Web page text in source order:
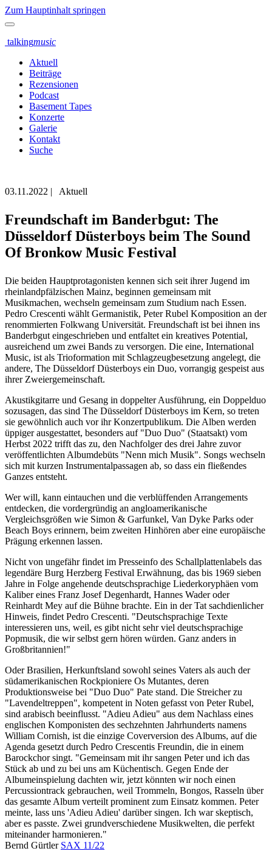
Zum Hauptinhalt springen
talkingmusic
Aktuell
Beiträge
Rezensionen
Podcast
Basement Tapes
Konzerte
Galerie
Kontakt
Suche
03.11.2022 | Aktuell
Freundschaft im Banderbgut: The
Düsseldorf Düsterboys beim The Sound
Of Bronkow Music Festival
Die beiden Hauptprotagonisten kennen sich seit ihrer Jugend im
rheinlandpfälzischen Mainz, beginnen gemeinsam mit
Musikmachen, wechseln gemeinsam zum Studium nach Essen.
Pedro Crescenti wählt Germanistik, Peter Rubel Komposition an der
renommierten Folkwang Universität. Freundschaft ist bei ihnen ins
Banderbgut eingeschrieben und entfaltet ein kreatives Potential,
ausreichend um zwei Bands zu versorgen. Die eine, International
Music, ist als Trioformation mit Schlagzeugbesetzung angelegt, die
andere, The Düsseldorf Düsterboys ein Duo, vorrangig gespeist aus
ihrer Zweiergemeinschaft.
Akustikgitarre und Gesang in doppelter Ausführung, ein Doppelduo
sozusagen, das sind The Düsseldorf Düsterboys im Kern, so treten
sie gewöhnlich auch vor ihr Konzertpublikum. Die Alben werden
üppiger ausgestattet, besonders auf "Duo Duo" (Staatsakt) vom
Herbst 2022 trifft das zu, den Nachfolger des drei Jahre zuvor
veröffentlichten Albumdebüts "Nenn mich Musik". Songs wechseln
sich mit kurzen Instrumentalpassagen ab, so dass ein fließendes
Ganzes entsteht.
Wer will, kann eintauchen und die verblüffenden Arrangements
entdecken, die vordergründig an angloamerikanische
Vergleichsgrößen wie Simon & Garfunkel, Van Dyke Parks oder
Beach Boys erinnern, beim zweiten Hinhören aber eine europäische
Prägung erkennen lassen.
Nicht von ungefähr findet im Presseinfo des Schallplattenlabels das
legendäre Burg Herzberg Festival Erwähnung, das bis 1969 sieben
Jahre in Folge angehende deutschsprachige Liederkoryphäen vom
Kaliber eines Franz Josef Degenhardt, Hannes Wader oder
Reinhardt Mey auf die Bühne brachte. Ein in der Tat sachdienlicher
Hinweis, findet Pedro Crescenti. "Deutschsprachige Texte
interessieren uns, weil, es gibt nicht sehr viel deutschsprachige
Popmusik, die wir selbst gern hören würden. Ganz anders in
Großbritannien!"
Oder Brasilien, Herkunftsland sowohl seines Vaters als auch der
südamerikanischen Rockpioniere Os Mutantes, deren
Produktionsweise bei "Duo Duo" Pate stand. Die Streicher zu
"Lavendeltreppen", kompetent in Noten gefasst von Peter Rubel,
sind arabisch beeinflusst. "Adieu Adieu" aus dem Nachlass eines
englischen Komponisten des sechzehnten Jahrhunderts namens
William Cornish, ist die einzige Coverversion des Albums, auf die
Agenda gesetzt durch Pedro Crescentis Freundin, die in einem
Barockchor singt. "Gemeinsam mit ihr sangen Peter und ich das
Stück ab und zu bei uns am Küchentisch. Gegen Ende der
Albumeinspielung dachten wir, jetzt könnten wir noch einen
Percussiontrack gebrauchen, weil Trommeln, Bongos, Rasseln über
das gesamte Album verteilt prominent zum Einsatz kommen. Peter
meinte, lass uns 'Adieu Adieu' darüber singen. Ich war skeptisch,
aber es passte. Zwei grundverschiedene Musikwelten, die perfekt
miteinander harmonieren."
Bernd Gürtler SAX 11/22